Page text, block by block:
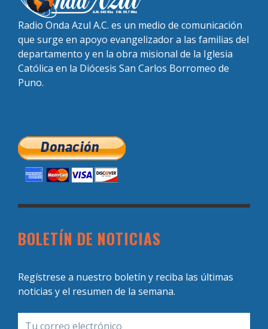
Radio Onda Azul A.C. es un medio de comunicación
que surge en apoyo evangelizador a las familias del
departamento y en la obra misional de la Iglesia
Católica en la Diócesis San Carlos Borromeo de
Puno.
BOLETÍN DE NOTICIAS
Regístrese a nuestro boletín y reciba las últimas
noticias y el resumen de la semana.